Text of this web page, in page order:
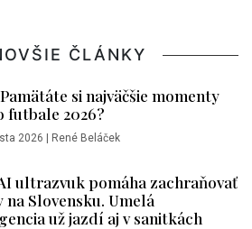
ČLÁNKY
si najväčšie momenty
futbale 2026?
2026 | René Beláček
ultrazvuk pomáha zachraňovať
na Slovensku. Umelá
už jazdí aj v sanitkách